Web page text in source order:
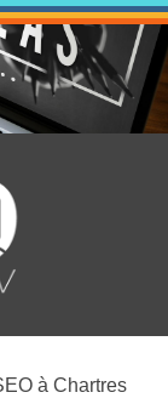
à Chartres